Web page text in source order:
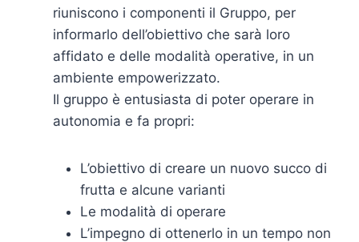
riuniscono i componenti il Gruppo, per
informarlo dell’obiettivo che sarà loro
affidato e delle modalità operative, in un
ambiente empowerizzato.
Il gruppo è entusiasta di poter operare in
autonomia e fa propri:
L’obiettivo di creare un nuovo succo di
frutta e alcune varianti
Le modalità di operare
L’impegno di ottenerlo in un tempo non